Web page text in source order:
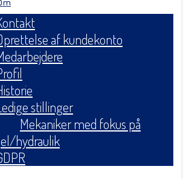
af kundekonto
stillinger
Mekaniker med fokus på
el/hydraulik